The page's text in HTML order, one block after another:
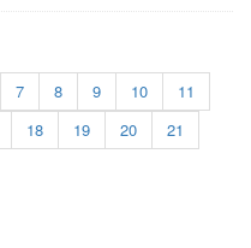
7 8 9 10
11
18 19 20
21